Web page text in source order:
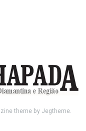
theme by Jegtheme.